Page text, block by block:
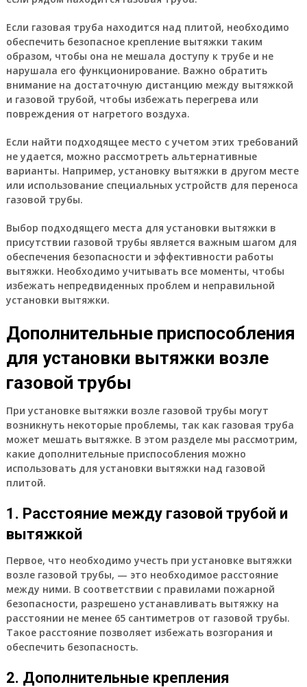
Если газовая труба находится над плитой, необходимо
обеспечить безопасное крепление вытяжки таким
образом, чтобы она не мешала доступу к трубе и не
нарушала его функционирование. Важно обратить
внимание на достаточную дистанцию между вытяжкой
и газовой трубой, чтобы избежать перегрева или
повреждения от нагретого воздуха.
Если найти подходящее место с учетом этих требований
не удается, можно рассмотреть альтернативные
варианты. Например, установку вытяжки в другом месте
или использование специальных устройств для переноса
газовой трубы.
Выбор подходящего места для установки вытяжки в
присутствии газовой трубы является важным шагом для
обеспечения безопасности и эффективности работы
вытяжки. Необходимо учитывать все моменты, чтобы
избежать непредвиденных проблем и неправильной
установки вытяжки.
Дополнительные приспособления
для установки вытяжки возле
газовой трубы
При установке вытяжки возле газовой трубы могут
возникнуть некоторые проблемы, так как газовая труба
может мешать вытяжке. В этом разделе мы рассмотрим,
какие дополнительные приспособления можно
использовать для установки вытяжки над газовой
плитой.
1. Расстояние между газовой трубой и
вытяжкой
Первое, что необходимо учесть при установке вытяжки
возле газовой трубы, — это необходимое расстояние
между ними. В соответствии с правилами пожарной
безопасности, разрешено устанавливать вытяжку на
расстоянии не менее 65 сантиметров от газовой трубы.
Такое расстояние позволяет избежать возгорания и
обеспечить безопасность.
2. Дополнительные крепления